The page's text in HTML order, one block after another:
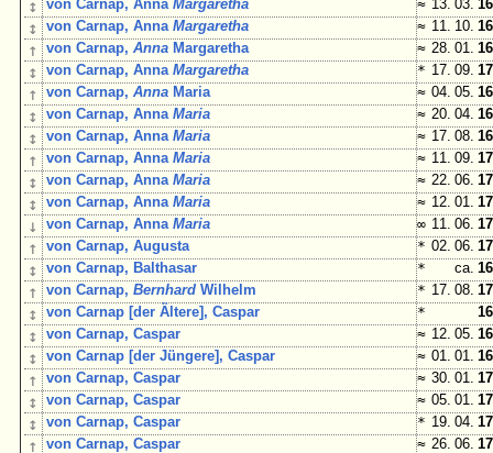
↕ von Carnap, AnnaMargaretha ≈ 13. 03.
↕ von Carnap, AnnaMargaretha ≈ 11. 10.
↑ von Carnap,Anna Margaretha ≈ 28. 01.
↕ von Carnap, AnnaMargaretha * 17. 09.
↑ von Carnap,Anna Maria ≈ 04. 05.
↕ von Carnap, AnnaMaria ≈ 20. 04.
↕ von Carnap, AnnaMaria ≈ 17. 08.
↑ von Carnap, AnnaMaria ≈ 11. 09.
↕ von Carnap, AnnaMaria ≈ 22. 06.
↕ von Carnap, AnnaMaria ≈ 12. 01.
↓ von Carnap, AnnaMaria ∞ 11. 06.
↑ von Carnap, Augusta * 02. 06.
↕ von Carnap, Balthasar * ca.
↑ von Carnap,Bernhard Wilhelm * 17. 08.
↕ von Carnap [der Ältere], Caspar *
↕ von Carnap, Caspar ≈ 12. 05.
↕ von Carnap [der Jüngere], Caspar ≈ 01. 01.
↑ von Carnap, Caspar ≈ 30. 01.
↕ von Carnap, Caspar ≈ 05. 01.
↕ von Carnap, Caspar * 19. 04.
↑ von Carnap, Caspar ≈ 26. 06.